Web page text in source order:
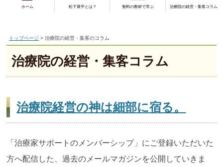
ホーム 松下展平とは？ 無料の教材で学ぶ 治療院の経営・集客コラム
トップページ > 治療院の経営・集客のコラム
治療院の経営・集客コラム
治療院経営の神は細部に宿る。
「治療家サポートのメンバーシップ」にご登録いただいた
方へ配信した、過去のメールマガジンを公開していきま